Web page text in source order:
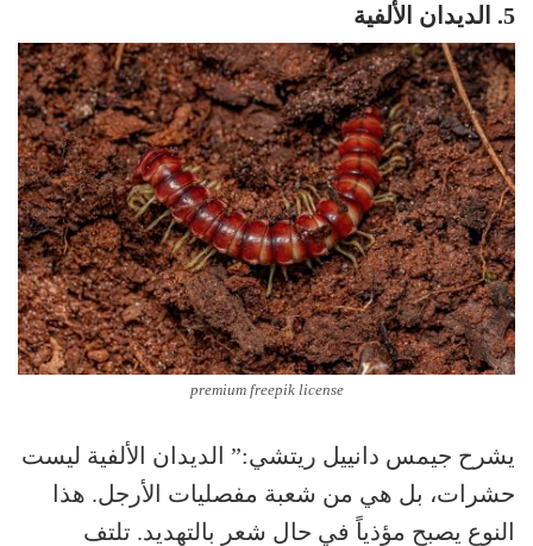
5. الديدان الألفية
premium freepik license
يشرح جيمس دانييل ريتشي:” الديدان الألفية ليست
حشرات، بل هي من شعبة مفصليات الأرجل. هذا
النوع يصبح مؤذياً في حال شعر بالتهديد. تلتف